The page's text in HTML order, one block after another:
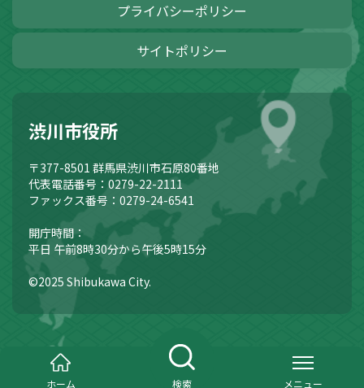
プライバシーポリシー
サイトポリシー
渋川市役所
〒377-8501 群馬県渋川市石原80番地
代表電話番号：0279-22-2111
ファックス番号：0279-24-6541
開庁時間：
平日 午前8時30分から午後5時15分
©2025 Shibukawa City.
ホーム 検索 メニュー